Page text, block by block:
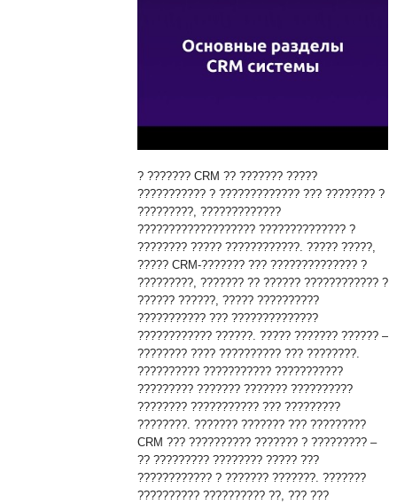
? ??????? CRM ?? ??????? ?????
??????????? ? ????????????? ??? ???????? ?
?????????, ?????????????
??????????????????? ?????????????? ?
???????? ????? ????????????. ????? ?????,
????? CRM-??????? ??? ?????????????? ?
?????????, ??????? ?? ?????? ???????????? ?
?????? ??????, ????? ??????????
??????????? ??? ??????????????
???????????? ??????. ????? ??????? ?????? –
???????? ???? ?????????? ??? ????????.
?????????? ??????????? ???????????
????????? ??????? ??????? ??????????
???????? ??????????? ??? ?????????
????????. ??????? ??????? ??? ?????????
CRM ??? ?????????? ??????? ? ????????? –
?? ????????? ???????? ????? ???
???????????? ? ??????? ???????. ???????
?????????? ?????????? ??, ??? ???